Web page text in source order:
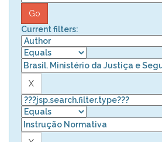
Current filters: